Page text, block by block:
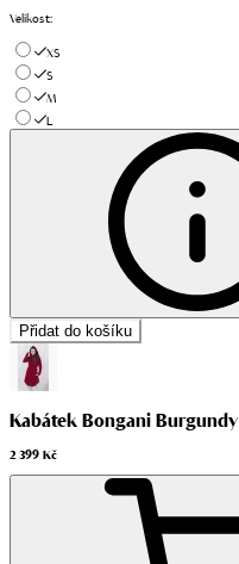
Velikost:
XS
S
M
L
Přidat do košíku
Kabátek Bongani Burgundy
2 399 Kč